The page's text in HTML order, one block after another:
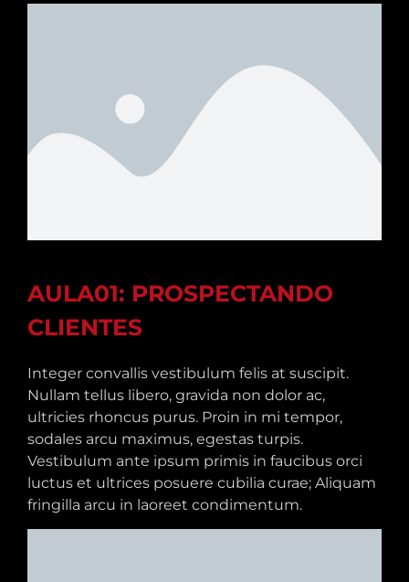
AULA01: PROSPECTANDO
CLIENTES
Integer convallis vestibulum felis at suscipit.
Nullam tellus libero, gravida non dolor ac,
ultricies rhoncus purus. Proin in mi tempor,
sodales arcu maximus, egestas turpis.
Vestibulum ante ipsum primis in faucibus orci
luctus et ultrices posuere cubilia curae; Aliquam
fringilla arcu in laoreet condimentum.